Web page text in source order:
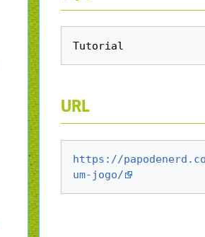
URL
https://
um-jogo/